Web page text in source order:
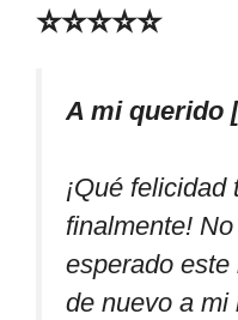
⭐⭐⭐⭐⭐
A mi querido
¡Qué felicidad
finalmente!
esperado
de nuevo a mi